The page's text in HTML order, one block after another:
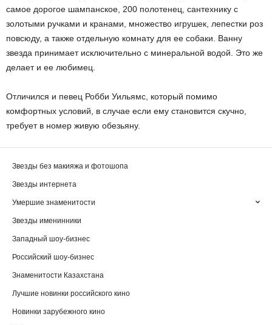
самое дорогое шампанское, 200 полотенец, сантехнику с
золотыми ручками и кранами, множество игрушек, лепестки роз
повсюду, а также отдельную комнату для ее собаки. Ванну
звезда принимает исключительно с минеральной водой. Это же
делает и ее любимец.
Отличился и певец Робби Уильямс, который помимо
комфортных условий, в случае если ему становится скучно,
требует в номер живую обезьяну.
Звезды без макияжа и фотошопа
Звезды интернета
Умершие знаменитости
Звезды именинники
Западный шоу-бизнес
Российский шоу-бизнес
Знаменитости Казахстана
Лучшие новинки российского кино
Новинки зарубежного кино